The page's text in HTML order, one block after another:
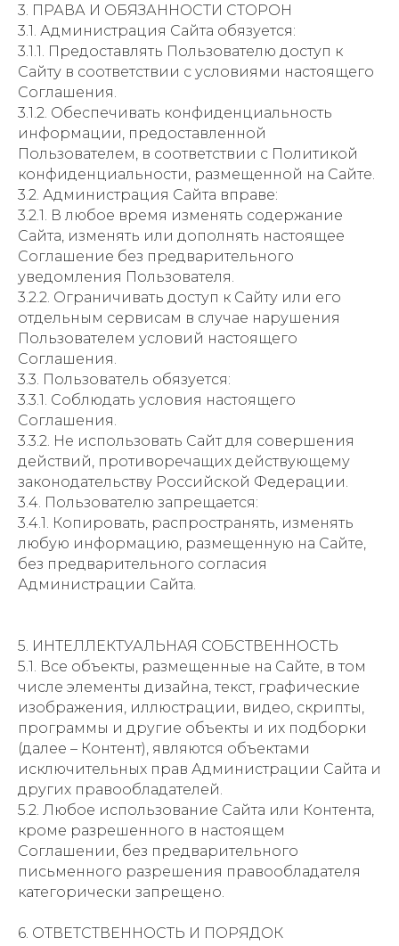
3. ПРАВА И ОБЯЗАННОСТИ СТОРОН
3.1. Администрация Сайта обязуется:
3.1.1. Предоставлять Пользователю доступ к
Сайту в соответствии с условиями настоящего
Соглашения.
3.1.2. Обеспечивать конфиденциальность
информации, предоставленной
Пользователем, в соответствии с Политикой
конфиденциальности, размещенной на Сайте.
3.2. Администрация Сайта вправе:
3.2.1. В любое время изменять содержание
Сайта, изменять или дополнять настоящее
Соглашение без предварительного
уведомления Пользователя.
3.2.2. Ограничивать доступ к Сайту или его
отдельным сервисам в случае нарушения
Пользователем условий настоящего
Соглашения.
3.3. Пользователь обязуется:
3.3.1. Соблюдать условия настоящего
Соглашения.
3.3.2. Не использовать Сайт для совершения
действий, противоречащих действующему
законодательству Российской Федерации.
3.4. Пользователю запрещается:
3.4.1. Копировать, распространять, изменять
любую информацию, размещенную на Сайте,
без предварительного согласия
Администрации Сайта.
5. ИНТЕЛЛЕКТУАЛЬНАЯ СОБСТВЕННОСТЬ
5.1. Все объекты, размещенные на Сайте, в том
числе элементы дизайна, текст, графические
изображения, иллюстрации, видео, скрипты,
программы и другие объекты и их подборки
(далее – Контент), являются объектами
исключительных прав Администрации Сайта и
других правообладателей.
5.2. Любое использование Сайта или Контента,
кроме разрешенного в настоящем
Соглашении, без предварительного
письменного разрешения правообладателя
категорически запрещено.
6. ОТВЕТСТВЕННОСТЬ И ПОРЯДОК